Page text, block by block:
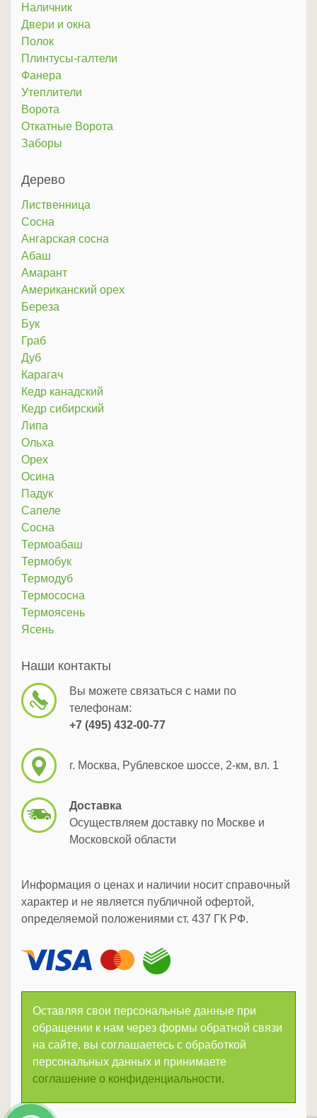
Наличник
Двери и окна
Полок
Плинтусы-галтели
Фанера
Утеплители
Ворота
Откатные Ворота
Заборы
Дерево
Лиственница
Сосна
Ангарская сосна
Абаш
Амарант
Американский орех
Береза
Бук
Граб
Дуб
Карагач
Кедр канадский
Кедр сибирский
Липа
Ольха
Орех
Осина
Падук
Сапеле
Сосна
Термоабаш
Термобук
Термодуб
Термососна
Термоясень
Ясень
Наши контакты
Вы можете связаться с нами по
телефонам:
+7 (495) 432-00-77
г. Москва, Рублевское шоссе, 2-км, вл. 1
Доставка
Осуществляем доставку по Москве и
Московской области
Информация о ценах и наличии носит справочный
характер и не является публичной офертой,
определяемой положениями ст. 437 ГК РФ.
Оставляя свои персональные данные при
обращении к нам через формы обратной связи
на сайте, вы соглашаетесь с обработкой
персональных данных и принимаете
соглашение о конфиденциальности.